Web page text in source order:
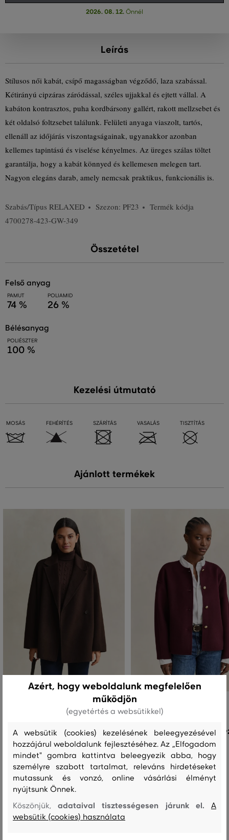
2026. 08. 12. Önnél
Leírás
Stílusos női kabát, csípő magasságban végződő, laza szabással.
Kétirányú cipzáras záródással, széles ujjakkal és ejtett vállal. A
kabáton kontrasztos, puha kordbársony gallért, rakott mellzsebet és
két oldalsó foltzsebet találunk. Felületi anyaga viaszolt, tartós,
ellenáll az időjárás viszontagságainak, ugyanakkor azonban
kellemes tapintású és viselése kényelmes. Az üreges szálas töltet
garantálja, hogy a kabát könnyed és kellemesen melegen tart.
Nagyon elegáns darab, amely nemcsak praktikus, funkcionális is.
Szabás/Típus RELAXED Szezon: PF23
Termék kódja
4700278-423-GW-349
Összetétel
felső anyag
PAMUT
74 %
POLIAMID
26 %
bélésanyag
POLIÉSZTER
100 %
Kezelési útmutató
MOSÁS FEHÉRÍTÉS SZÁRÍTÁS VASALÁS TISZTÍTÁS
Ajánlott termékek
DZSEKI GANT HANDSTITCHED BELTED
204 990 Ft
Elérhető méretek:
S, M, L, XL
DZSEKI GANT COLLARLESS
HANDSTITCHED JACKET
Elérhető méretek:
XS, S, M
Recenziók
Azért, hogy weboldalunk megfelelően
működjön
(egyetértés a websütikkel)
A websütik (cookies) kezelésének beleegyezésével
hozzájárul weboldalunk fejlesztéséhez. Az „Elfogadom
mindet" gombra kattintva beleegyezik abba, hogy
személyre szabott tartalmat, releváns hirdetéseket
mutassunk és vonzó, online vásárlási élményt
nyújtsunk Önnek.
Köszönjük,adataival tisztességesen járunk el.A
websütik (cookies) használata